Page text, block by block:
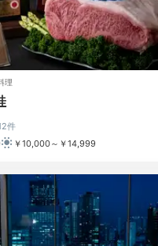
ロア宿泊者は、無料でプ
館内のレストランで朝食
約で、和洋を選べる部屋
理
件
￥10,000～￥14,999